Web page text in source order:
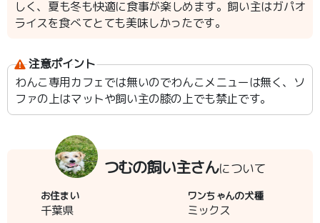
しく、夏も冬も快適に食事が楽しめます。飼い主はガパオ
ライスを食べてとても美味しかったです。
注意ポイント
わんこ専用カフェでは無いのでわんこメニューは無く、ソ
ファの上はマットや飼い主の膝の上でも禁止です。
つむの飼い主さんについて
お住まい
千葉県
ワンちゃんの犬種
ミックス